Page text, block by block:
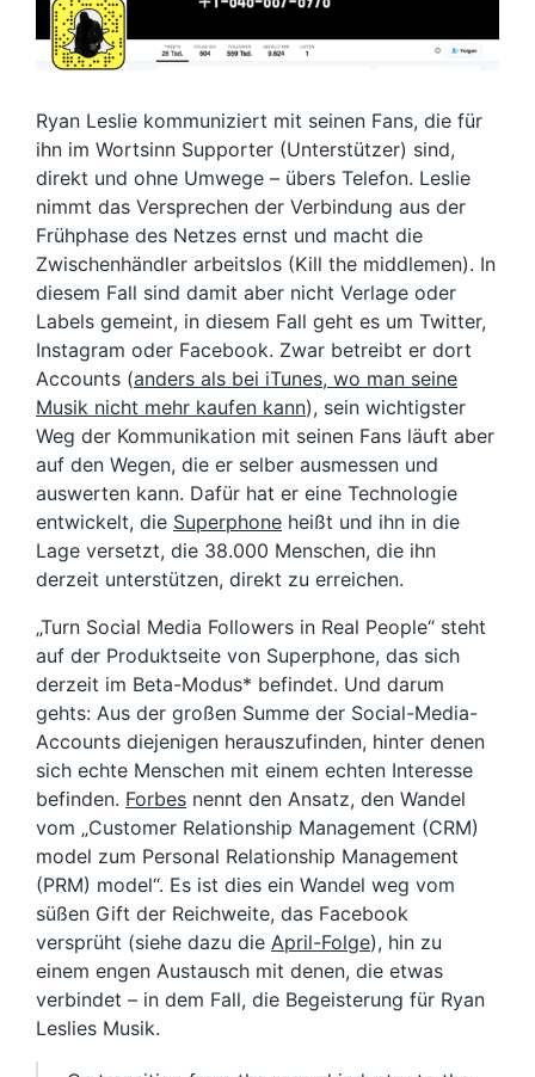
Ryan Leslie kommuniziert mit seinen Fans, die für
ihn im Wortsinn Supporter (Unterstützer) sind,
direkt und ohne Umwege – übers Telefon. Leslie
nimmt das Versprechen der Verbindung aus der
Frühphase des Netzes ernst und macht die
Zwischenhändler arbeitslos (Kill the middlemen). In
diesem Fall sind damit aber nicht Verlage oder
Labels gemeint, in diesem Fall geht es um Twitter,
Instagram oder Facebook. Zwar betreibt er dort
Accounts (anders als bei iTunes, wo man seine
Musik nicht mehr kaufen kann), sein wichtigster
Weg der Kommunikation mit seinen Fans läuft aber
auf den Wegen, die er selber ausmessen und
auswerten kann. Dafür hat er eine Technologie
entwickelt, die Superphone heißt und ihn in die
Lage versetzt, die 38.000 Menschen, die ihn
derzeit unterstützen, direkt zu erreichen.
„Turn Social Media Followers in Real People“ steht
auf der Produktseite von Superphone, das sich
derzeit im Beta-Modus* befindet. Und darum
gehts: Aus der großen Summe der Social-Media-
Accounts diejenigen herauszufinden, hinter denen
sich echte Menschen mit einem echten Interesse
befinden. Forbes nennt den Ansatz, den Wandel
vom „Customer Relationship Management (CRM)
model zum Personal Relationship Management
(PRM) model“. Es ist dies ein Wandel weg vom
süßen Gift der Reichweite, das Facebook
versprüht (siehe dazu die April-Folge), hin zu
einem engen Austausch mit denen, die etwas
verbindet – in dem Fall, die Begeisterung für Ryan
Leslies Musik.